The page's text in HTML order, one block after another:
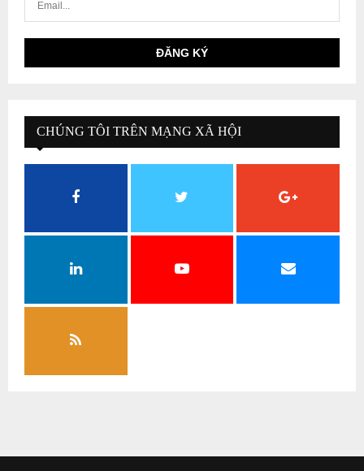
CHÚNG TÔI TRÊN MẠNG XÃ HỘI